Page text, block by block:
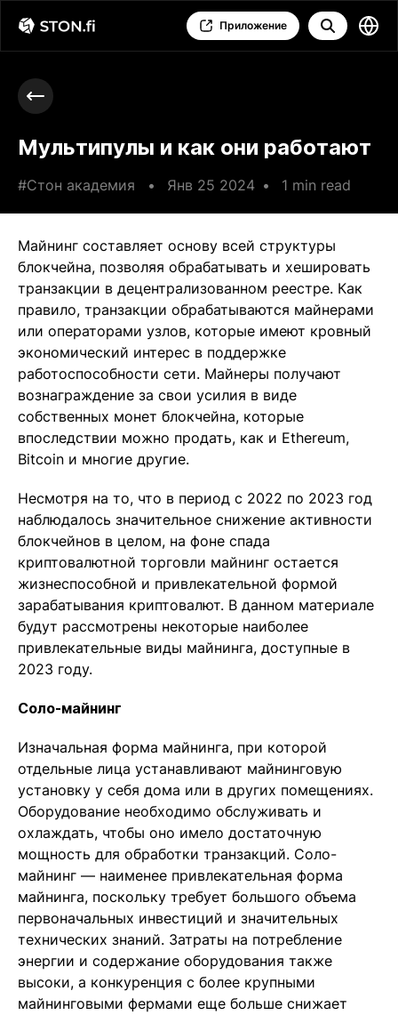
Приложение
Мультипулы и как они работают
#Стон академия • Янв 25 2024 • 1 min read
Майнинг составляет основу всей структуры
блокчейна, позволяя обрабатывать и хешировать
транзакции в децентрализованном реестре. Как
правило, транзакции обрабатываются майнерами
или операторами узлов, которые имеют кровный
экономический интерес в поддержке
работоспособности сети. Майнеры получают
вознаграждение за свои усилия в виде
собственных монет блокчейна, которые
впоследствии можно продать, как и Ethereum,
Bitcoin и многие другие.
Несмотря на то, что в период с 2022 по 2023 год
наблюдалось значительное снижение активности
блокчейнов в целом, на фоне спада
криптовалютной торговли майнинг остается
жизнеспособной и привлекательной формой
зарабатывания криптовалют. В данном материале
будут рассмотрены некоторые наиболее
привлекательные виды майнинга, доступные в
2023 году.
Соло-майнинг
Изначальная форма майнинга, при которой
отдельные лица устанавливают майнинговую
установку у себя дома или в других помещениях.
Оборудование необходимо обслуживать и
охлаждать, чтобы оно имело достаточную
мощность для обработки транзакций. Соло-
майнинг — наименее привлекательная форма
майнинга, поскольку требует большого объема
первоначальных инвестиций и значительных
технических знаний. Затраты на потребление
энергии и содержание оборудования также
высоки, а конкуренция с более крупными
майнинговыми фермами еще больше снижает